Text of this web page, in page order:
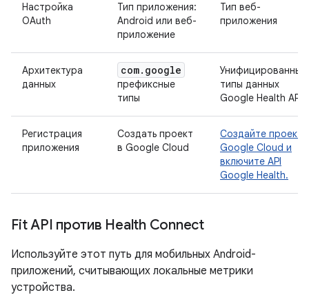
Настройка
OAuth
Тип приложения:
Android или веб-
приложение
Тип веб-
приложения
Архитектура
данных
com. google
префиксные
типы
Унифицированные
типы данных
Google Health API
Регистрация
приложения
Создать проект
в Google Cloud
Создайте проект
Google Cloud и
включите API
Google Health.
Fit API против Health Connect
Используйте этот путь для мобильных Android-
приложений, считывающих локальные метрики
устройства.